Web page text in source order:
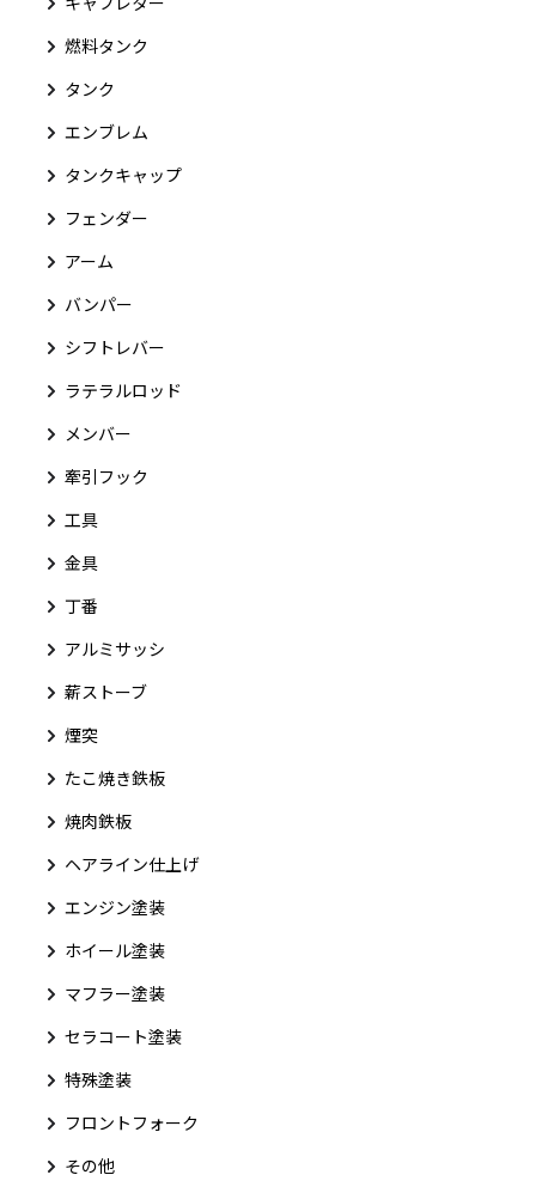
燃料タンク
タンク
エンブレム
タンクキャップ
フェンダー
アーム
バンパー
シフトレバー
ラテラルロッド
メンバー
牽引フック
工具
金具
丁番
アルミサッシ
薪ストーブ
煙突
たこ焼き鉄板
焼肉鉄板
ヘアライン仕上げ
エンジン塗装
ホイール塗装
マフラー塗装
セラコート塗装
特殊塗装
フロントフォーク
その他